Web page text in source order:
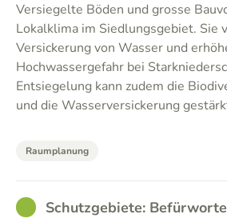
Versiegelte Böden und grosse
Lokalklima im Siedlungsgebiet. Sie
Versickerung von Wasser und
Hochwassergefahr bei
Entsiegelung kann zudem die
und die Wasserversickerung
Raumplanung
GOODSchutzgebiete: